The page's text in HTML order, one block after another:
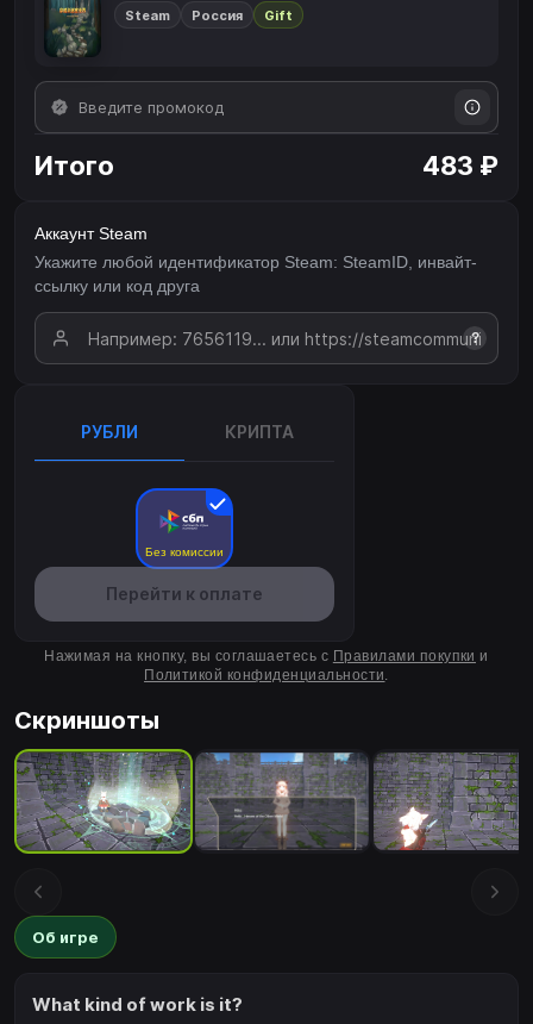
Steam Россия Gift
Итого 483 ₽
Аккаунт Steam
Укажите любой идентификатор Steam: SteamID, инвайт-
ссылку или код друга
?
РУБЛИ КРИПТА
Без комиссии
Перейти к оплате
Нажимая на кнопку, вы соглашаетесь с Правилами покупки и
Политикой конфиденциальности.
Скриншоты
Об игре
What kind of work is it?